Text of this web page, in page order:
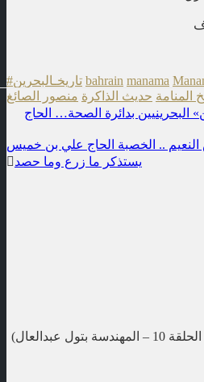
#تاريخـالبحرين bahrain manama
المنامة حديث الذاكرة منصور الصائغ
البحرينيين بدائرة الصحة… الحاج
.. الخصبة الحاج علي بن خميس
يستذكر ما زرع وما حصد
عبدالعال)